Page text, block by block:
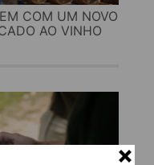
COM UM NOVO
AO VINHO